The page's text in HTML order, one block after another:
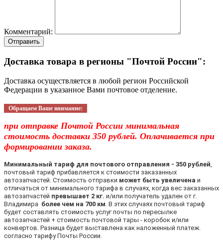
Комментарий:
Отправить
Доставка товара в регионы "Почтой России":
Доставка осуществляется в любой регион Российской
Федерации в указанное Вами почтовое отделение.
Обращаем Ваше внимание:
при отправке Почтой России минимальная
стоимость доставки 350 рублей. Оплачивается при
формировании заказа.
Минимальный тариф для почтового отправления - 350 рублей
почтовый тариф прибавляется к стоимости заказанных
автозапчастей. Стоимость отправки может быть увеличена и
отличаться от минимального тарифа в случаях, когда вес заказанных
автозапчастей превышает 2 кг. и/или получатель удален от г.
Владимира более чем на 700 км . В этих случаях почтовый тариф
будет составлять стоимость услуг почты по пересылке
автозапчастей + стоимость почтовой тары - коробок и/или
конвертов. Разница будет выставлена как наложенный платеж.
согласно тарифу Почты России.